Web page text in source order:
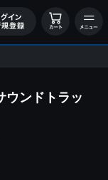
ウンドトラッ